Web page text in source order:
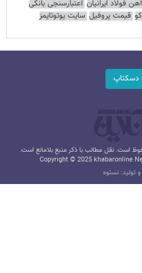
فولاد ایرانیان اعتبارسنجی بانکی
قیمت پروفیل سایت یوتوتایمز
است. نقل مطالب با ذکر منبع بلامانع است.
Copyright © 2025 khabaronline
تولید: نستوه